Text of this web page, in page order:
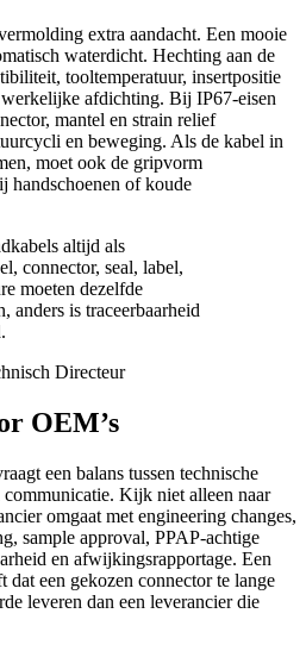
extra aandacht. Een mooie
waterdicht. Hechting aan de
tooltemperatuur, insertpositie
afdichting. Bij IP67-eisen
mantel en strain relief
en beweging. Als de kabel in
moet ook de gripvorm
handschoenen of koude
altijd als
connector, seal, label,
moeten dezelfde
anders is traceerbaarheid
Directeur
OEM’s
een balans tussen technische
Kijk niet alleen naar
omgaat met engineering changes,
sample approval, PPAP-achtige
en afwijkingsrapportage. Een
dat een gekozen connector te lange
leveren dan een leverancier die